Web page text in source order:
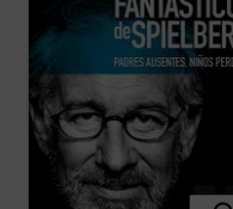
(ver ficha)